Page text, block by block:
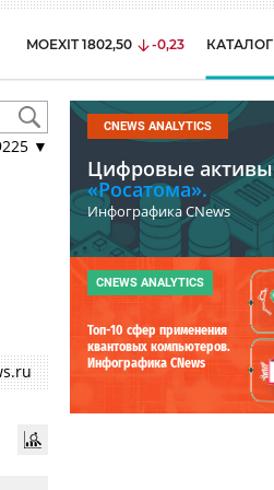
MOEXIT 1802,50 -0,23 КАТАЛОГ
▼
CNEWS ANALYTICS
Цифровые активы
«Росатома».
Инфографика CNews
CNEWS ANALYTICS
Топ-10 сфер применения
квантовых компьютеров.
Инфографика CNews